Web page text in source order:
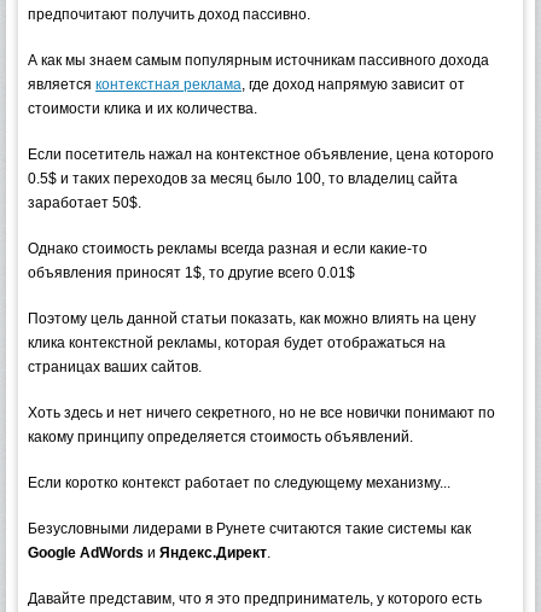
предпочитают получить доход пассивно.
А как мы знаем самым популярным источникам пассивного дохода
является контекстная реклама , где доход напрямую зависит от
стоимости клика и их количества.
Если посетитель нажал на контекстное объявление, цена которого
0.5$ и таких переходов за месяц было 100, то владелиц сайта
заработает 50$.
Однако стоимость рекламы всегда разная и если какие-то
объявления приносят 1$, то другие всего 0.01$
Поэтому цель данной статьи показать, как можно влиять на цену
клика контекстной рекламы, которая будет отображаться на
страницах ваших сайтов.
Хоть здесь и нет ничего секретного, но не все новички понимают по
какому принципу определяется стоимость объявлений.
Если коротко контекст работает по следующему механизму...
Безусловными лидерами в Рунете считаются такие системы как
Google AdWords и Яндекс.Директ
Давайте представим, что я это предприниматель, у которого есть